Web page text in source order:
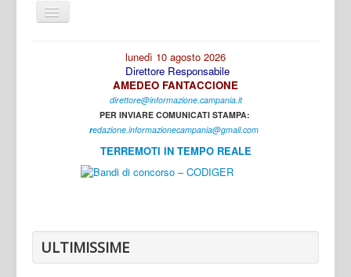
Cambia
navigazione
Caserta
lunedì 10 agosto 2026
Direttore Responsabile
AMEDEO FANTACCIONE
direttore@informazione.campania.it
PER INVIARE COMUNICATI STAMPA:
redazione.informazionecampania@gmail.com
TERREMOTI IN TEMPO REALE
ULTIMISSIME